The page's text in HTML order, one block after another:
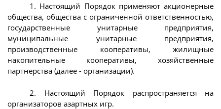
1. Настоящий Порядок применяют акционерные
общества, общества с ограниченной ответственностью,
государственные унитарные предприятия,
муниципальные унитарные предприятия,
производственные кооперативы, жилищные
накопительные кооперативы, хозяйственные
партнерства (далее - организации).
2. Настоящий Порядок распространяется на
организаторов азартных игр.